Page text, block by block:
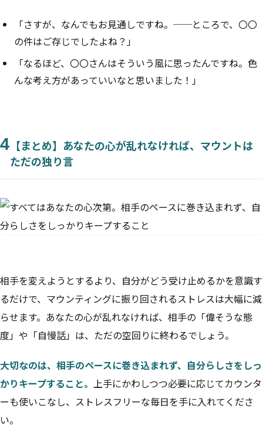
「さすが、なんでもお見通しですね。──ところで、〇〇
の件はご存じでしたよね？」
「なるほど、〇〇さんはそういう風に思ったんですね。色
んな考え方があっていいなと思いました！」
4 【まとめ】あなたの心が乱れなければ、マウントは
ただの独り言
相手を変えようとするより、自分がどう受け止めるかを意識す
るだけで、マウンティングに振り回されるストレスは大幅に減
らせます。あなたの心が乱れなければ、相手の「偉そうな態
度」や「自慢話」は、ただの空回りに終わるでしょう。
大切なのは、相手のペースに巻き込まれず、自分らしさをしっ
かりキープすること。 上手にかわしつつ必要に応じてカウンタ
ーも使いこなし、ストレスフリーな毎日を手に入れてくださ
い。